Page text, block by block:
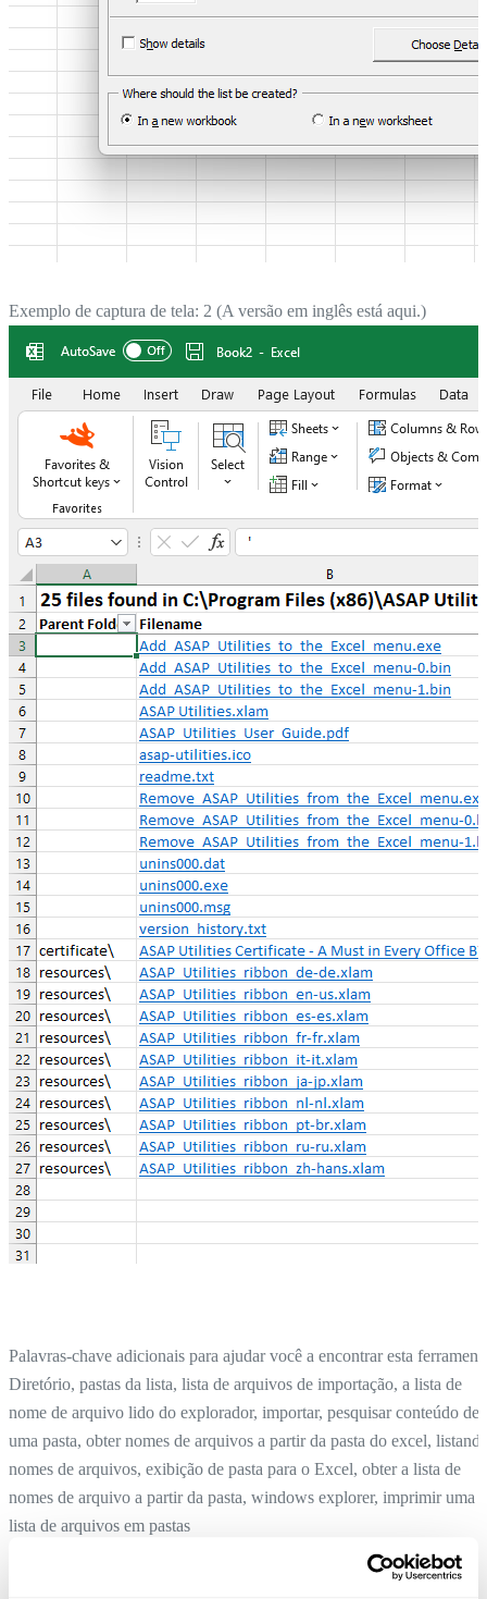
Exemplo de captura de tela: 2 (A versão em inglês está aqui.)
Palavras-chave adicionais para ajudar você a encontrar esta
Diretório, pastas da lista, lista de arquivos de importação, a lista de
nome de arquivo lido do explorador, importar, pesquisar conteúdo de
uma pasta, obter nomes de arquivos a partir da pasta do excel,
nomes de arquivos, exibição de pasta para o Excel, obter a lista de
nomes de arquivo a partir da pasta, windows explorer, imprimir uma
lista de arquivos em pastas
Criar uma lista de todos os tipos de valores de célula